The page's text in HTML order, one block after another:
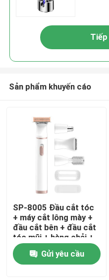
Nhà
Sản phẩm khuyến cáo
SP-8005 Đầu cắt tóc
+ máy cắt lông mày +
đầu cắt bên + đầu cắt
tóc mũi + hàng chải +
bảo vệ
Gửi yêu cầu